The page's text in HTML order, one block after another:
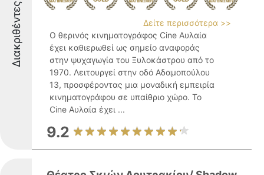
Διακριθέντες
Δείτε περισσότερα >>
Ο θερινός κινηματογράφος Cine Αυλαία
έχει καθιερωθεί ως σημείο αναφοράς
στην ψυχαγωγία του Ξυλοκάστρου από το
1970. Λειτουργεί στην οδό Αδαμοπούλου
13, προσφέροντας μια μοναδική εμπειρία
κινηματογράφου σε υπαίθριο χώρο. Το
Cine Αυλαία έχει ...
9.2